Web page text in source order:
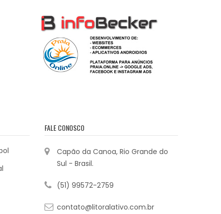
FALE CONOSCO
Capão da Canoa, Rio Grande do
Sul - Brasil.
(51) 99572-2759
contato@litoralativo.com.br